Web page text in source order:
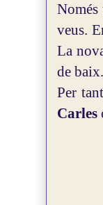
Només
veus.
La
de baix.
Per
Carles